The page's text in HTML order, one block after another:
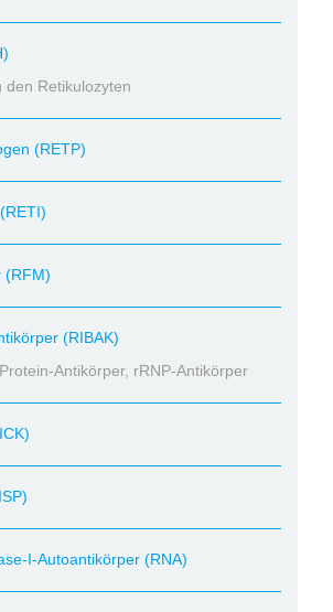
den Retikulozyten
(RETP)
(RFM)
(RIBAK)
Antikörper, rRNP-Antikörper
I-Autoantikörper (RNA)